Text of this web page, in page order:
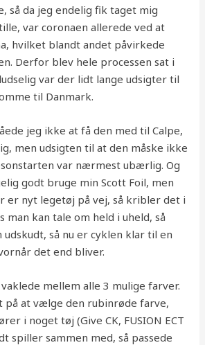
så da jeg endelig fik taget mig
var coronaen allerede ved at
hvilket blandt andet påvirkede
Derfor blev hele processen sat i
var der lidt lange udsigter til
til Danmark.
jeg ikke at få den med til Calpe,
men udsigten til at den måske ikke
var nærmest ubærlig. Og
godt bruge min Scott Foil, men
er nyt legetøj på vej, så kribler det i
man kan tale om held i uheld, så
så nu er cyklen klar til en
det end bliver.
mellem alle 3 mulige farver.
på at vælge den rubinrøde farve,
i noget tøj (Give CK, FUSION ECT
spiller sammen med, så passede